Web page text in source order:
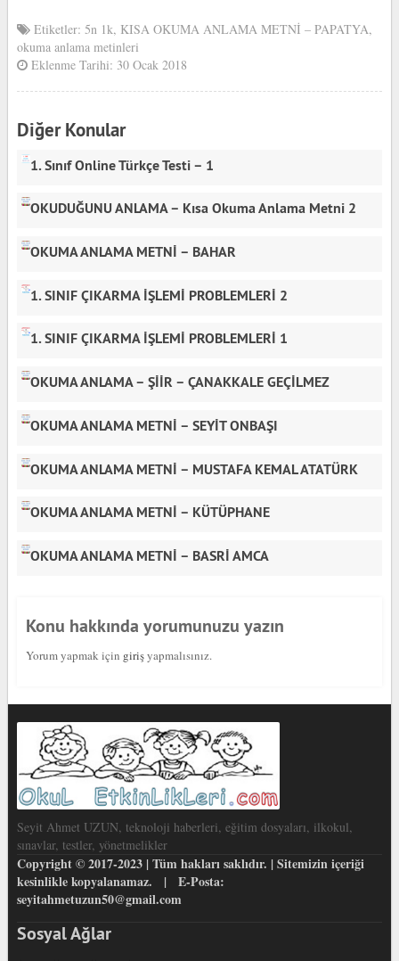
Etiketler: 5n 1k, KISA OKUMA ANLAMA METNİ – PAPATYA,
okuma anlama metinleri
Eklenme Tarihi: 30 Ocak 2018
Diğer Konular
1. Sınıf Online Türkçe Testi – 1
OKUDUĞUNU ANLAMA – Kısa Okuma Anlama Metni 2
OKUMA ANLAMA METNİ – BAHAR
1. SINIF ÇIKARMA İŞLEMİ PROBLEMLERİ 2
1. SINIF ÇIKARMA İŞLEMİ PROBLEMLERİ 1
OKUMA ANLAMA – ŞİİR – ÇANAKKALE GEÇİLMEZ
OKUMA ANLAMA METNİ – SEYİT ONBAŞI
OKUMA ANLAMA METNİ – MUSTAFA KEMAL ATATÜRK
OKUMA ANLAMA METNİ – KÜTÜPHANE
OKUMA ANLAMA METNİ – BASRİ AMCA
Konu hakkında yorumunuzu yazın
Yorum yapmak için girişyapmalısınız.
Seyit Ahmet UZUN, teknoloji haberleri, eğitim dosyaları, ilkokul,
sınavlar, testler, yönetmelikler
Copyright © 2017-2023 | Tüm hakları saklıdır. | Sitemizin içeriği
kesinlikle kopyalanamaz. | E-Posta:
seyitahmetuzun50@gmail.com
Sosyal Ağlar